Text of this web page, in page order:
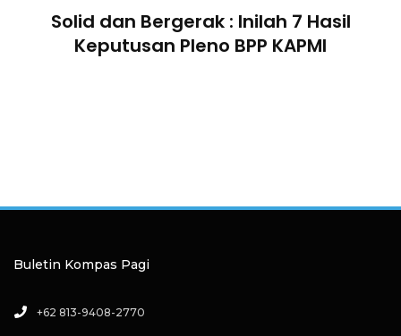
Solid dan Bergerak : Inilah 7 Hasil
Keputusan Pleno BPP KAPMI
Buletin Kompas Pagi
+62 813-9408-2770